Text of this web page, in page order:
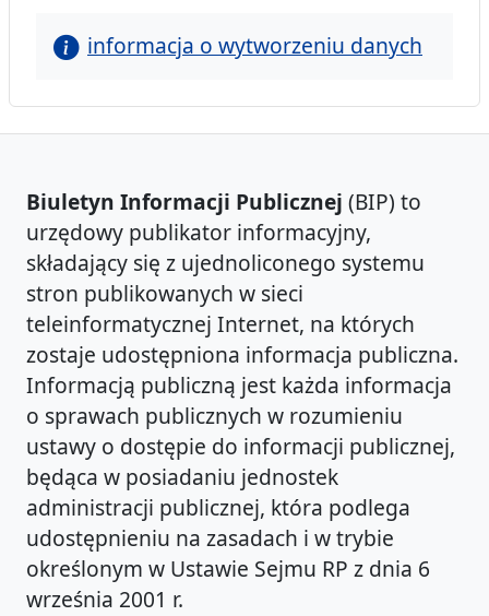
informacja o wytworzeniu danych
Biuletyn Informacji Publicznej (BIP) to
urzędowy publikator informacyjny,
składający się z ujednoliconego systemu
stron publikowanych w sieci
teleinformatycznej Internet, na których
zostaje udostępniona informacja publiczna.
Informacją publiczną jest każda informacja
o sprawach publicznych w rozumieniu
ustawy o dostępie do informacji publicznej,
będąca w posiadaniu jednostek
administracji publicznej, która podlega
udostępnieniu na zasadach i w trybie
określonym w Ustawie Sejmu RP z dnia 6
września 2001 r.